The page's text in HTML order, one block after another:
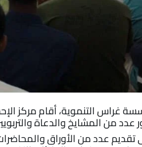
غراس التنموية، أقام مركز
عدد من المشايخ والدعاة
عدد من الأوراق